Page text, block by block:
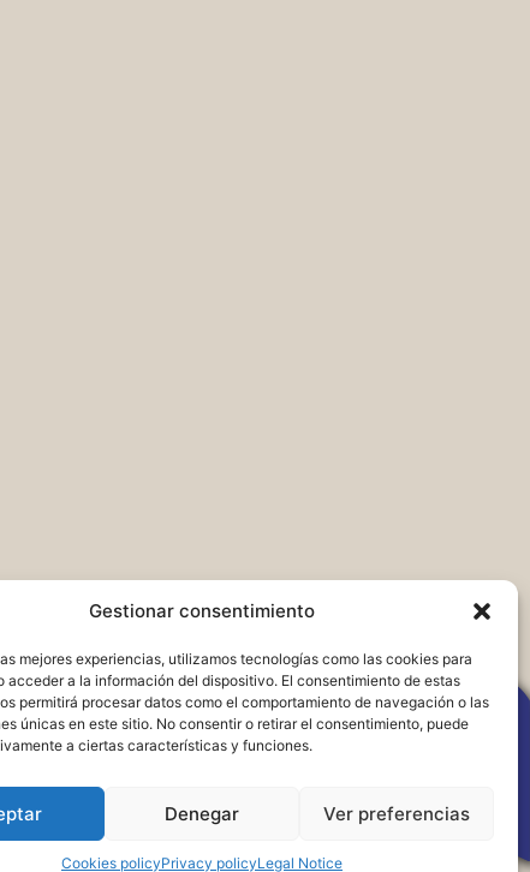
Gestionar consentimiento
mejores experiencias, utilizamos tecnologías como las cookies para
acceder a la información del dispositivo. El consentimiento de estas
permitirá procesar datos como el comportamiento de navegación o las
únicas en este sitio. No consentir o retirar el consentimiento, puede
a ciertas características y funciones.
Denegar Ver preferencias
Cookies policyPrivacy policyLegal Notice